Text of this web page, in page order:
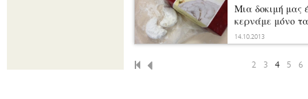
Μια δοκιμή μας
κερνάμε μόνο
14.10.2013
2 3 4 5 6